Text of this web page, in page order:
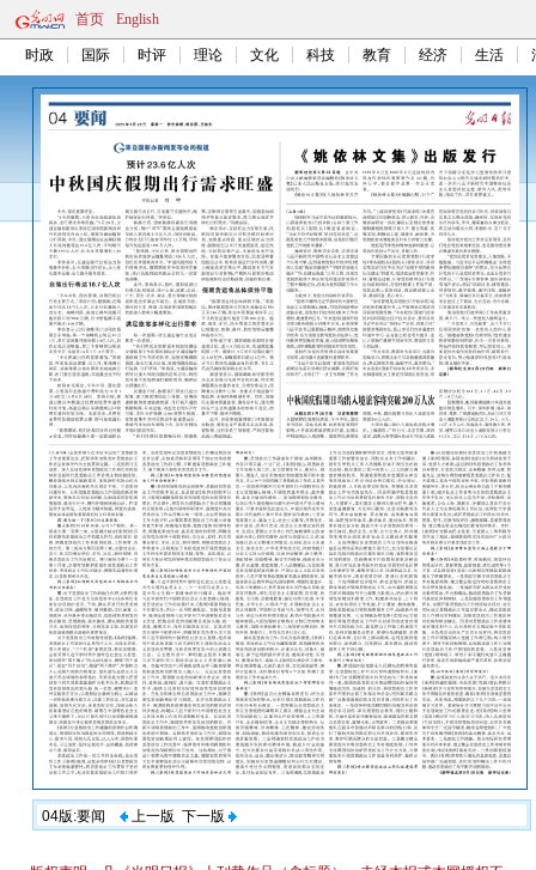
首页 English
时政 国际 时评 理论 文化 科技 教育 经济 生活
04版:要闻 上一版 下一版